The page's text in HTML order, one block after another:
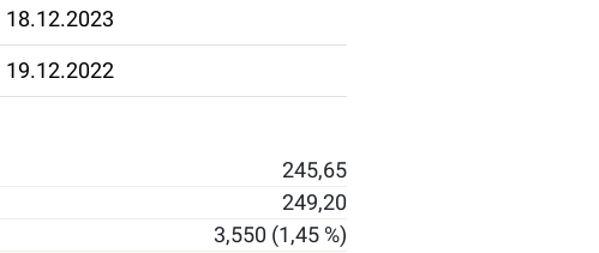
18.12.2023
19.12.2022
245,65
249,20
3,550 (1,45 %)